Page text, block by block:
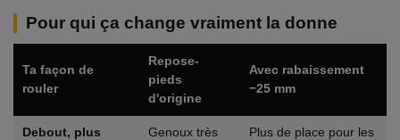
Pour qui ça change vraiment la donne
Ta façon de
rouler
Repose-
pieds
d'origine
Avec rabaissement
−25 mm
Debout, plus
Genoux très
Plus de place pour les